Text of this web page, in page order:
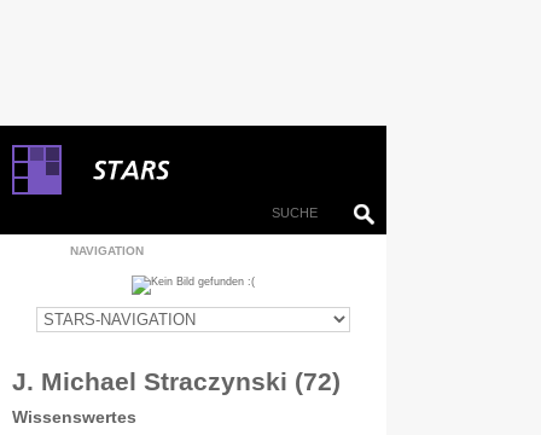
NAVIGATION
J. Michael Straczynski (72)
Wissenswertes